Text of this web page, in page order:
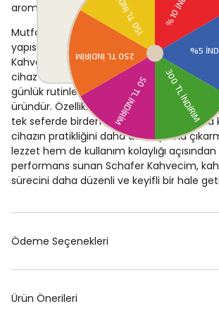
aromalı kahve tercihlerine hitap eder.
Mutfak düzenini bozmadan
yapısıyla dar ve geniş mutfaklarda
Kahve kültürüne önem veren ve
cihaz konforu ile bir arada yaşamak isteyen
günlük rutinlerine kolayca entegre
üründür. Özellikle misafirlerin sık
tek seferde birden fazla fincan hazırlama
cihazın pratikliğini daha da ön plana
lezzet hem de kullanım kolaylığı
performans sunan Schafer Kahvecim,
sürecini daha düzenli ve keyifli bir hale
Ödeme Seçenekleri
Ürün Önerileri